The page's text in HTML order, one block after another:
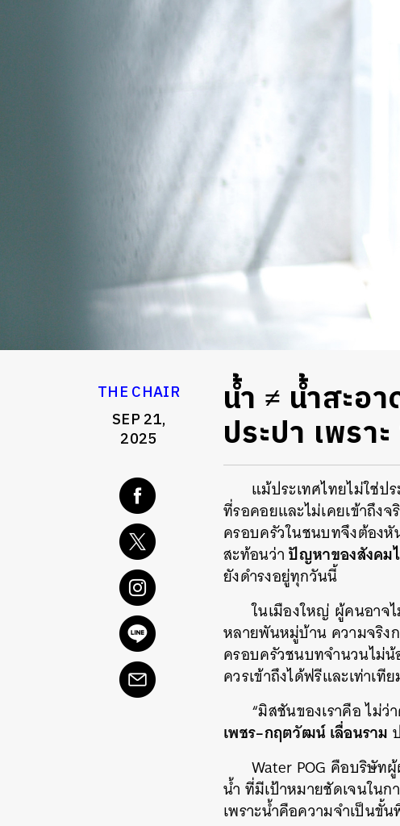
THE CHAIR
SEP 21,
2025
น้ำ ≠ น้ำสะอ
ประปา เพรา
แม้ประเทศไทยไม่ใช่
ที่รอคอยและไม่เคยเข้าถึง
ครอบครัวในชนบทจึงต้องหั
สะท้อนว่าปัญหาของสังคมไ
ยังดำรงอยู่ทุกวันนี้
ในเมืองใหญ่ ผู้คนอาจ
หลายพันหมู่บ้าน ความจริง
ครอบครัวชนบทจำนวนไม่
ควรเข้าถึงได้ฟรีและเท่าเที
“มิสชันของเราคือ ไม่
เพชร–กฤตวัฒน์ เลื่อนราม
Water POG คือบริษัท
น้ำ ที่มีเป้าหมายชัดเจนใน
เพราะน้ำคือความจำเป็นขั้